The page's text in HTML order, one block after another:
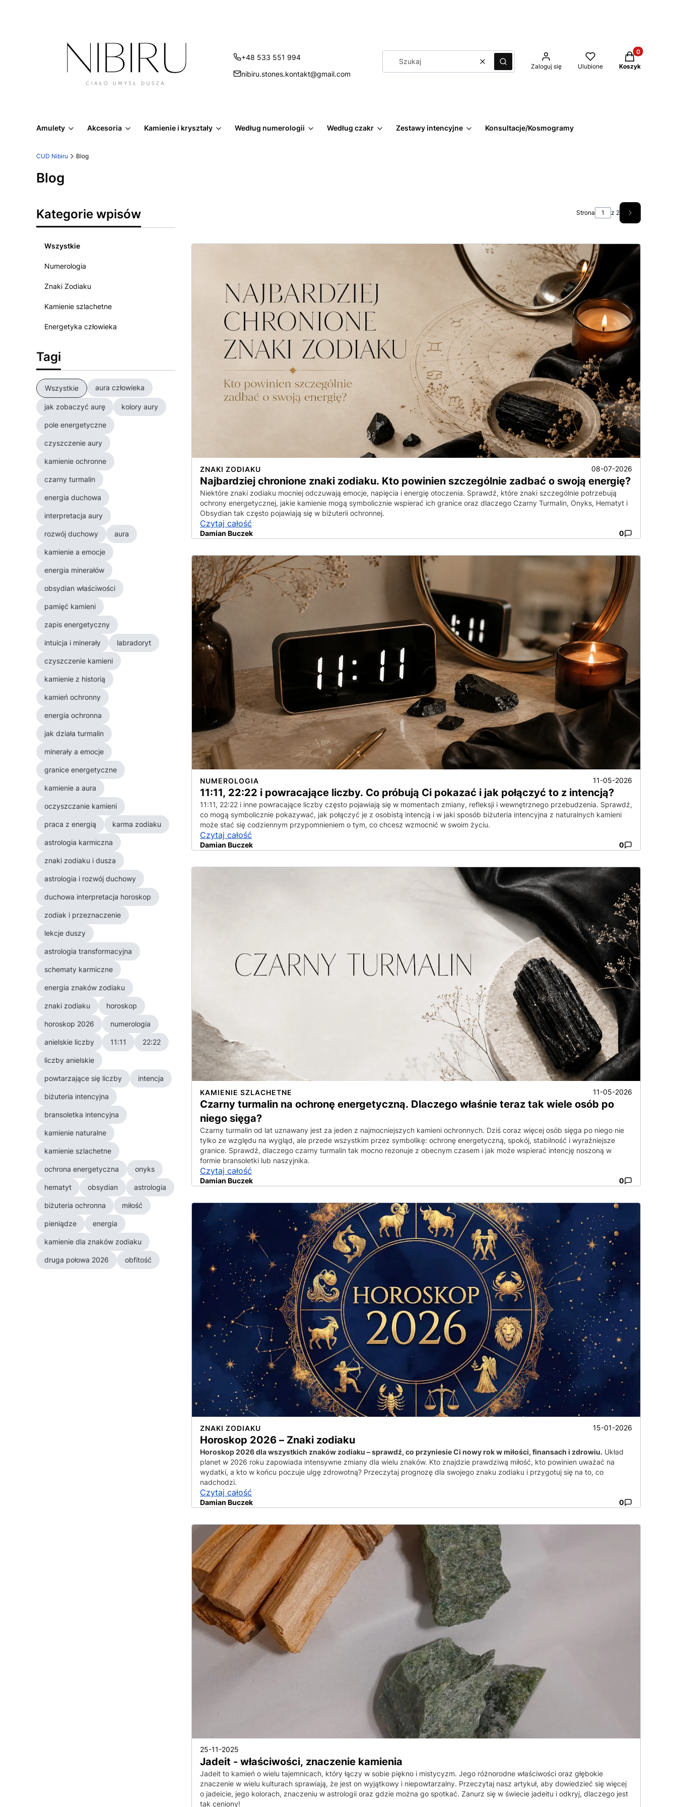
+48 533 551 994
nibiru.stones.kontakt@gmail.com
WyczyśćSzukaj Zaloguj się Ulubione
Produkty w
Koszyk
Amulety Akcesoria Kamienie i kryształy Według numerologii Według czakr Zestawy intencyjne Konsultacje/Kosmogramy
CUD Nibiru Blog
Blog
Kategorie wpisów
Wszystkie
Numerologia
Znaki Zodiaku
Kamienie szlachetne
Energetyka człowieka
Tagi
Wszystkie aura człowieka
jak zobaczyć aurę kolory aury
pole energetyczne
czyszczenie aury
kamienie ochronne
czarny turmalin
energia duchowa
interpretacja aury
rozwój duchowy aura
kamienie a emocje
energia minerałów
obsydian właściwości
pamięć kamieni
zapis energetyczny
intuicja i minerały labradoryt
czyszczenie kamieni
kamienie z historią
kamień ochronny
energia ochronna
jak działa turmalin
minerały a emocje
granice energetyczne
kamienie a aura
oczyszczanie kamieni
praca z energią karma zodiaku
astrologia karmiczna
znaki zodiaku i dusza
astrologia i rozwój duchowy
duchowa interpretacja horoskop
zodiak i przeznaczenie
lekcje duszy
astrologia transformacyjna
schematy karmiczne
energia znaków zodiaku
znaki zodiaku horoskop
horoskop 2026 numerologia
anielskie liczby 11:11 22:22
liczby anielskie
powtarzające się liczby intencja
biżuteria intencyjna
bransoletka intencyjna
kamienie naturalne
kamienie szlachetne
ochrona energetyczna onyks
hematyt obsydian astrologia
biżuteria ochronna miłość
pieniądze energia
kamienie dla znaków zodiaku
druga połowa 2026 obfitość
Strona z 2 Następne
ZNAKI ZODIAKU 08-07-2026
Najbardziej chronione znaki zodiaku. Kto powinien szczególnie zadbać o swoją energię?
Niektóre znaki zodiaku mocniej odczuwają emocje, napięcia i energię otoczenia. Sprawdź, które znaki szczególnie potrzebują
ochrony energetycznej, jakie kamienie mogą symbolicznie wspierać ich granice oraz dlaczego Czarny Turmalin, Onyks, Hematyt i
Obsydian tak często pojawiają się w biżuterii ochronnej.
Czytaj całość
Damian Buczek 0
NUMEROLOGIA 11-05-2026
11:11, 22:22 i powracające liczby. Co próbują Ci pokazać i jak połączyć to z intencją?
11:11, 22:22 i inne powracające liczby często pojawiają się w momentach zmiany, refleksji i wewnętrznego przebudzenia. Sprawdź,
co mogą symbolicznie pokazywać, jak połączyć je z osobistą intencją i w jaki sposób biżuteria intencyjna z naturalnych kamieni
może stać się codziennym przypomnieniem o tym, co chcesz wzmocnić w swoim życiu.
Czytaj całość
Damian Buczek 0
KAMIENIE SZLACHETNE 11-05-2026
Czarny turmalin na ochronę energetyczną. Dlaczego właśnie teraz tak wiele osób po
niego sięga?
Czarny turmalin od lat uznawany jest za jeden z najmocniejszych kamieni ochronnych. Dziś coraz więcej osób sięga po niego nie
tylko ze względu na wygląd, ale przede wszystkim przez symbolikę: ochronę energetyczną, spokój, stabilność i wyraźniejsze
granice. Sprawdź, dlaczego czarny turmalin tak mocno rezonuje z obecnym czasem i jak może wspierać intencję noszoną w
formie bransoletki lub naszyjnika.
Czytaj całość
Damian Buczek 0
ZNAKI ZODIAKU 15-01-2026
Horoskop 2026 – Znaki zodiaku
Horoskop 2026 dla wszystkich znaków zodiaku – sprawdź, co przyniesie Ci nowy rok w miłości, finansach i zdrowiu. Układ
planet w 2026 roku zapowiada intensywne zmiany dla wielu znaków. Kto znajdzie prawdziwą miłość, kto powinien uważać na
wydatki, a kto w końcu poczuje ulgę zdrowotną? Przeczytaj prognozę dla swojego znaku zodiaku i przygotuj się na to, co
nadchodzi.
Czytaj całość
Damian Buczek 0
25-11-2025
Jadeit - właściwości, znaczenie kamienia
Jadeit to kamień o wielu tajemnicach, który łączy w sobie piękno i mistycyzm. Jego różnorodne właściwości oraz głębokie
znaczenie w wielu kulturach sprawiają, że jest on wyjątkowy i niepowtarzalny. Przeczytaj nasz artykuł, aby dowiedzieć się więcej
o jadeicie, jego kolorach, znaczeniu w astrologii oraz gdzie można go spotkać. Zanurz się w świecie jadeitu i odkryj, dlaczego jest
tak ceniony!